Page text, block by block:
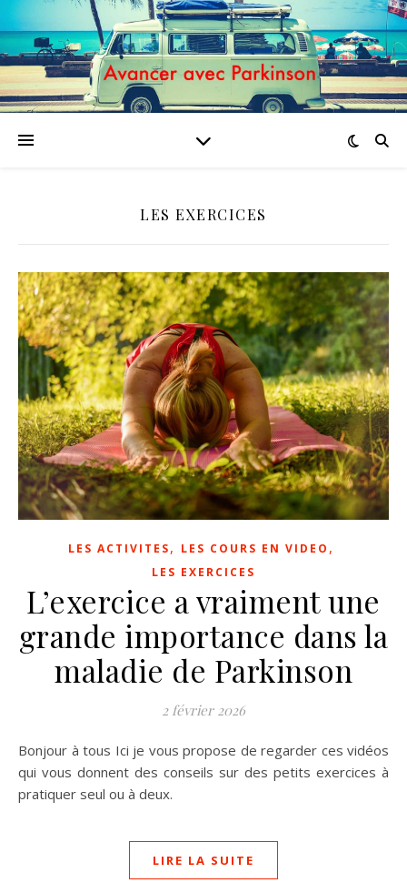
LES EXERCICES
LES ACTIVITES, LES COURS EN VIDEO ,
LES EXERCICES
L’exercice a vraiment une
grande importance dans la
maladie de Parkinson
2 février 2026
Bonjour à tous Ici je vous propose de regarder ces vidéos
qui vous donnent des conseils sur des petits exercices à
pratiquer seul ou à deux.
LIRE LA SUITE